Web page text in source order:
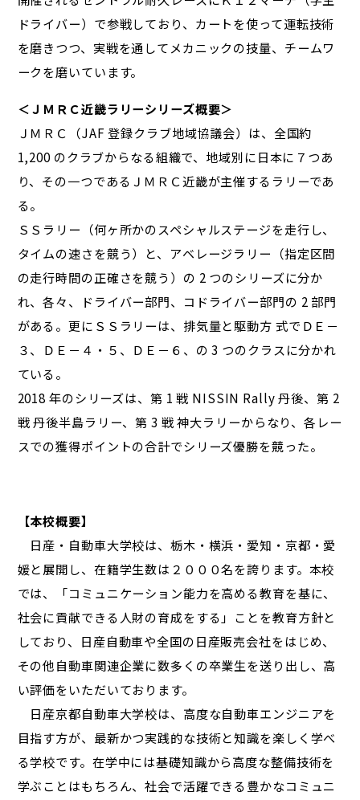
ドライバー）で参戦しており、カートを使って運転技術
を磨きつつ、実戦を通してメカニックの技量、チームワ
ークを磨いています。
＜ＪＭＲＣ近畿ラリーシリーズ概要＞
ＪＭＲＣ（JAF 登録クラブ地域協議会）は、全国約
1,200 のクラブからなる組織で、地域別に日本に７つあ
り、その一つであるＪＭＲＣ近畿が主催するラリーであ
る。
ＳＳラリー（何ヶ所かのスペシャルステージを走行し、
タイムの速さを競う）と、アベレージラリー（指定区間
の走行時間の正確さを競う）の 2 つのシリーズに分か
れ、各々、ドライバー部門、コドライバー部門の 2 部門
がある。更にＳＳラリーは、排気量と駆動方 式でＤＥ－
３、ＤＥ－４・５、ＤＥ－６、の 3 つのクラスに分かれ
ている。
2018 年のシリーズは、第 1 戦 NISSIN Rally 丹後、第 2
戦 丹後半島ラリー、第 3 戦 神大ラリーからなり、各レー
スでの獲得ポイントの合計でシリーズ優勝を競った。
【本校概要】
日産・自動車大学校は、栃木・横浜・愛知・京都・愛
媛と展開し、在籍学生数は２０００名を誇ります。本校
では、「コミュニケーション能力を高める教育を基に、
社会に貢献できる人財の育成をする」ことを教育方針と
しており、日産自動車や全国の日産販売会社をはじめ、
その他自動車関連企業に数多くの卒業生を送り出し、高
い評価をいただいております。
日産京都自動車大学校は、高度な自動車エンジニアを
目指す方が、最新かつ実践的な技術と知識を楽しく学べ
る学校です。在学中には基礎知識から高度な整備技術を
学ぶことはもちろん、社会で活躍できる豊かなコミュニ